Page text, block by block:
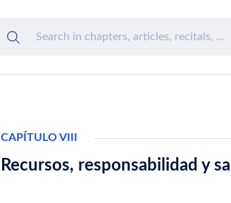
CAPÍTULO VIII
Recursos, responsabilidad y